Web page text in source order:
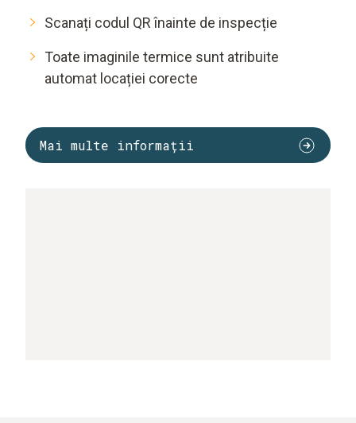
Scanați codul QR înainte de inspecție
Toate imaginile termice sunt atribuite
automat locației corecte
Mai multe informații